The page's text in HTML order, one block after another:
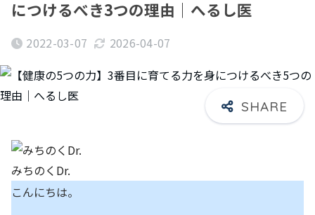
につけるべき3つの理由｜へるし医
2022-03-07 2026-04-07
みちのくDr.
こんにちは。